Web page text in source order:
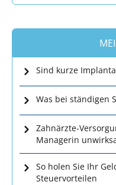
Sind kurze
Was bei ständigen
Zahnärzte-
Managerin
So holen Sie Ihr
Steuervorteilen